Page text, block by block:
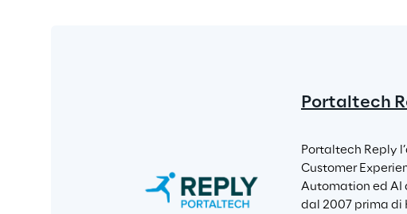
Portaltech
Portaltech Reply
Customer
Automation ed AI
dal 2007 prima di